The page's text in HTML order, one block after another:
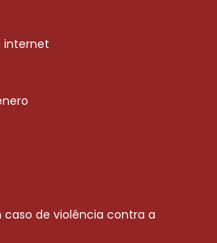
internet
de violência contra a